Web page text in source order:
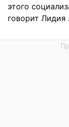
этого
говорит Лидия